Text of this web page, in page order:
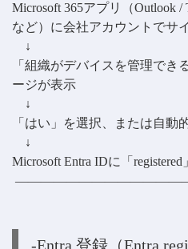
Microsoft 365アプリ（Outlook /
など）に会社アカウントでサ
↓
「組織がデバイスを管理でき
ージが表示
↓
「はい」を選択、または自動
↓
Microsoft Entra IDに「
-Entra 登録（Entra